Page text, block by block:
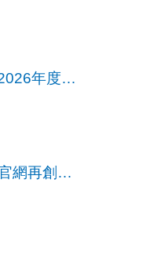
【外交特考/國際經濟商務特考】2026年度全國仿真模擬考(限班內生)開始報名，測試你準備的實力！
【2025年外交特考放榜】TKB百官網再創近９成高佔榜率！